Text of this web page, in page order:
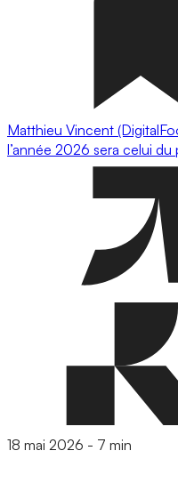
Matthieu Vincent
l’année 2026 sera celui du
18 mai 2026 - 7 min